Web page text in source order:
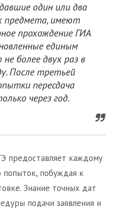
один или два
предмета, имеют
прохождение ГИА
единым
не более двух раз в
После третьей
пересдача
через год.
предоставляет каждому
попыток, побуждая к
Знание точных дат
подачи заявления и